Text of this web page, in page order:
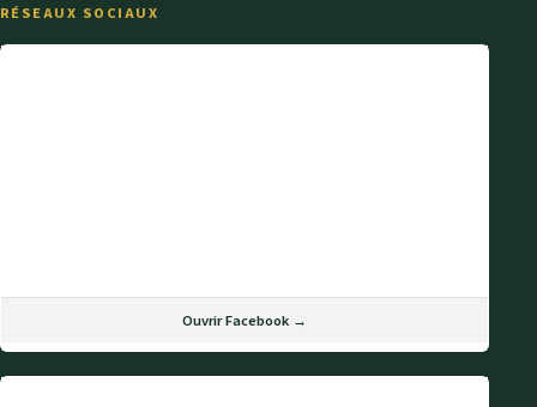
RÉSEAUX SOCIAUX
Ouvrir Facebook →